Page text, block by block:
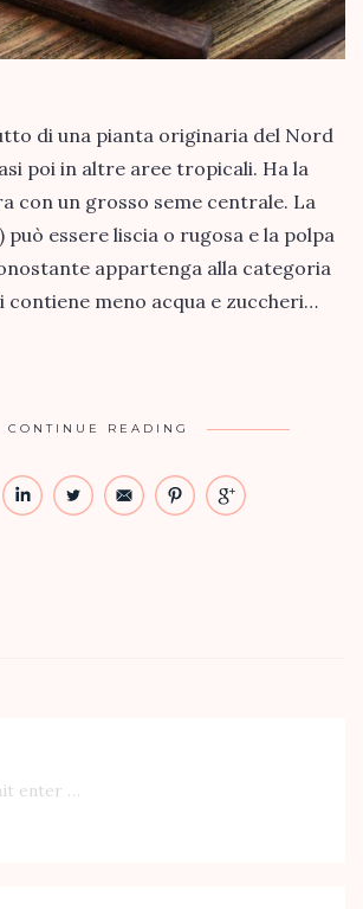
di una pianta originaria del Nord
poi in altre aree tropicali. Ha la
con un grosso seme centrale. La
può essere liscia o rugosa e la polpa
appartenga alla categoria
meno acqua e zuccheri…
CONTINUE READING